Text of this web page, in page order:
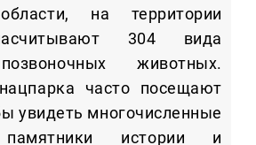
на территории
304 вида
животных.
часто посещают
увидеть многочисленные
памятники истории и